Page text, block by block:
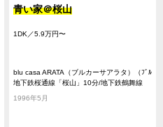
青い家＠桜山
1DK／5.9万円〜
blu casa ARATA（ブルカーサアラタ）（ﾌﾞﾙ
ｶｰｻｱﾗﾀ）
地下鉄桜通線「桜山」10分/地下鉄鶴舞線
1996年5月